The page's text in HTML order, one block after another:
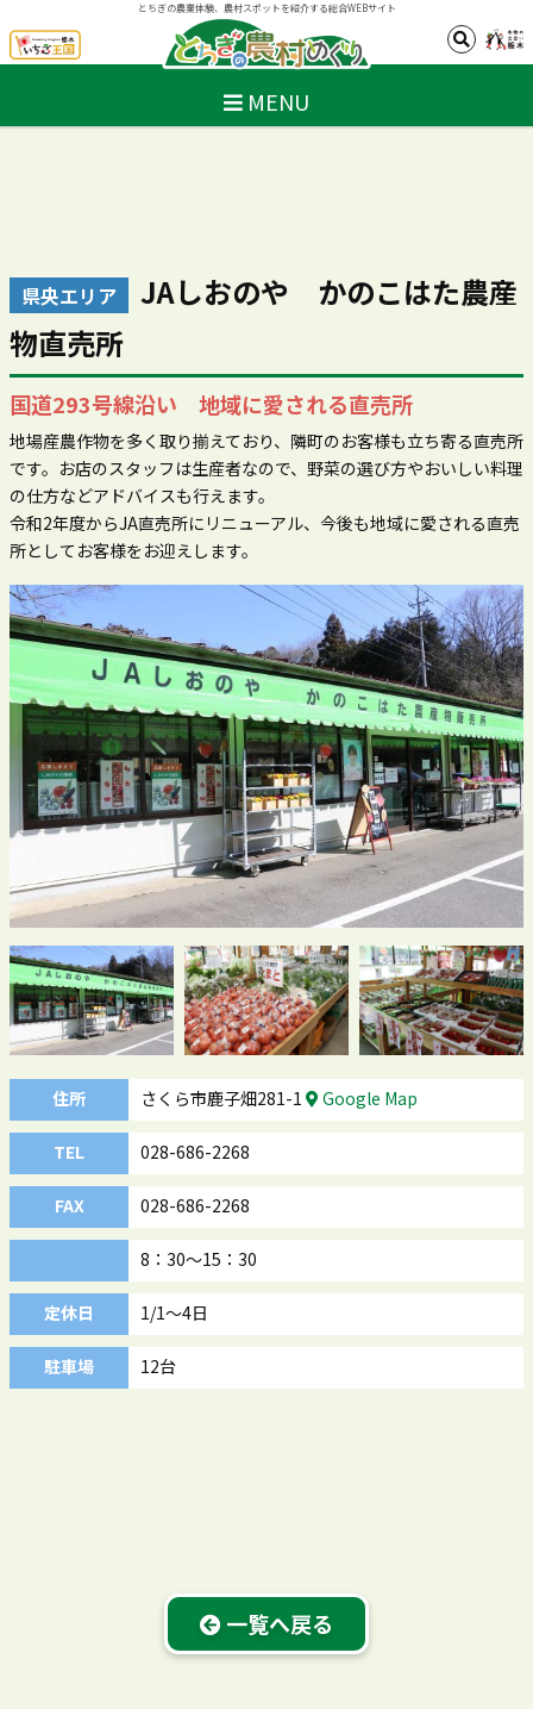
とちぎの農業体験、農村スポットを紹介する総合WEBサイト
MENU
県央エリア
JAしおのや かのこはた農産
物直売所
国道293号線沿い 地域に愛される直売所
地場産農作物を多く取り揃えており、隣町のお客様も立ち寄る直売所
です。お店のスタッフは生産者なので、野菜の選び方やおいしい料理
の仕方などアドバイスも行えます。
令和2年度からJA直売所にリニューアル、今後も地域に愛される直売
所としてお客様をお迎えします。
住所 さくら市鹿子畑281-1 Google Map
TEL 028-686-2268
FAX 028-686-2268
8：30～15：30
定休日 1/1～4日
駐車場 12台
一覧へ戻る